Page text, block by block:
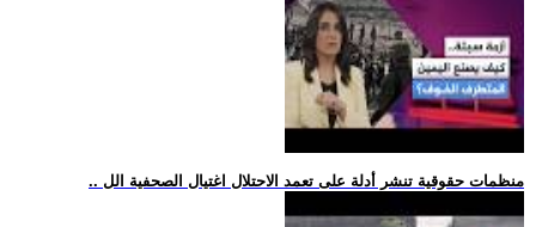
.. منظمات حقوقية تنشر أدلة على تعمد الاحتلال اغتيال الصحفية الل